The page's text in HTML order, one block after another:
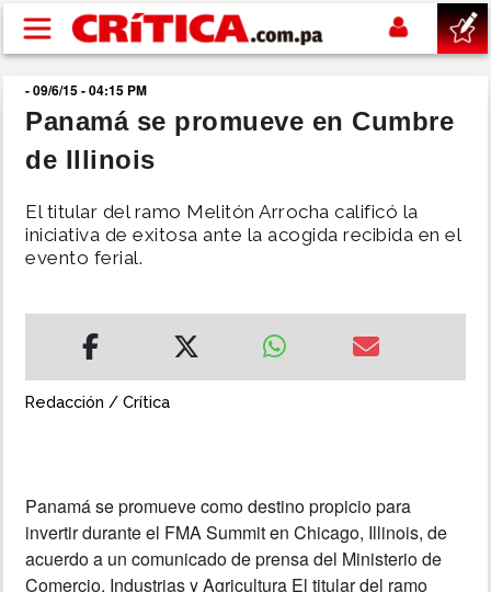
Pasar al contenido principal
buscar
SUCESOS
NACIONAL
DEPORTES
INSÓLITAS
- 09/6/15 - 04:15 PM
Panamá se promueve en Cumbre
de Illinois
El titular del ramo Melitón Arrocha calificó la
iniciativa de exitosa ante la acogida recibida en el
evento ferial.
Redacción / Crítica
Panamá se promueve como destino propicio para
invertir durante el FMA Summit en Chicago, Illinois, de
acuerdo a un comunicado de prensa del Ministerio de
Comercio, Industrias y Agricultura El titular del ramo